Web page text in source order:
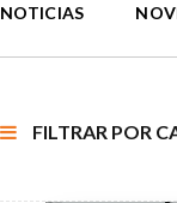
NOTICIAS
FILTRAR POR